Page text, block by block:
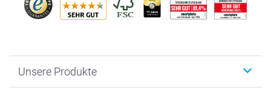
Unsere Produkte